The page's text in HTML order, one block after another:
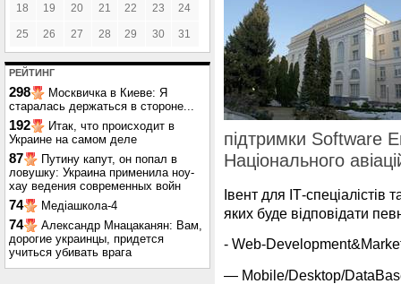
18 19 20 21 22 23 24
25 26 27 28 29 30 31
РЕЙТИНГ
298
Москвичка в Киеве: Я
старалась держаться в стороне...
192
Итак, что происходит в
Украине на самом деле
87
Путину капут, он попал в
ловушку: Украина применила ноу-
хау ведения современных войн
74 Медіашкола-4
74
Александр Мнацаканян: Вам,
дорогие украинцы, придется
учиться убивать врага
підтримки Software
Національного
Івент для ІТ-спеціалістів
яких буде відповідати
- Web-
— Mobile/Desktop/